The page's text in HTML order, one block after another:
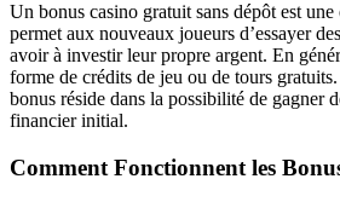
Un bonus casino gratuit sans dépôt est
permet aux nouveaux joueurs d’essayer
avoir à investir leur propre argent. En
forme de crédits de jeu ou de tours
bonus réside dans la possibilité de gagner
financier initial.
Comment Fonctionnent les